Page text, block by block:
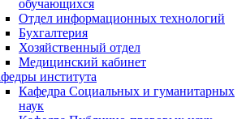
обучающихся
Отдел информационных технологий
Бухгалтерия
Хозяйственный отдел
Медицинский кабинет
института
Кафедра Социальных и гуманитарных
наук